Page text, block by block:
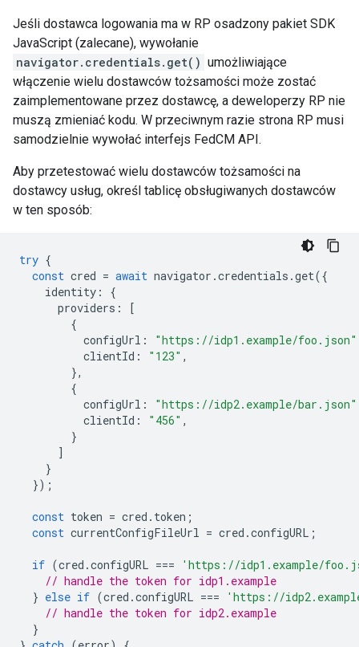
Jeśli dostawca logowania ma w RP osadzony pakiet SDK
JavaScript (zalecane), wywołanie
navigator.credentials.get() umożliwiające
włączenie wielu dostawców tożsamości może zostać
zaimplementowane przez dostawcę, a deweloperzy RP nie
muszą zmieniać kodu. W przeciwnym razie strona RP musi
samodzielnie wywołać interfejs FedCM API.
Aby przetestować wielu dostawców tożsamości na
dostawcy usług, określ tablicę obsługiwanych dostawców
w ten sposób:
try {
const cred = await navigator .credentials .get({
identity :
{
providers :
[
{
configUrl : "https://idp1.example/foo.json"
clientId : "123" ,
},
{
configUrl : "https://idp2.example/bar.json"
clientId : "456" ,
}
]
}
});
const token = cred . token ;
const currentConfigFileUrl = cred .configURL ;
if (cred .configURL ===
'https://idp1.example/
// handle the token for idp1.example
} else if (cred .configURL ===
'https://
// handle the token for idp2.example
}